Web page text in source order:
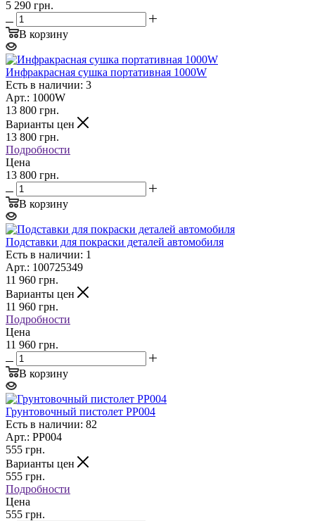
5 290 грн.
В корзину
Инфракрасная сушка портативная 1000W
Есть в наличии: 3
Арт.: 1000W
13 800 грн.
Варианты цен
13 800 грн.
Подробности
Цена
13 800 грн.
В корзину
Подставки для покраски деталей автомобиля
Есть в наличии: 1
Арт.: 100725349
11 960 грн.
Варианты цен
11 960 грн.
Подробности
Цена
11 960 грн.
В корзину
Грунтовочный пистолет PP004
Есть в наличии: 82
Арт.: PP004
555 грн.
Варианты цен
555 грн.
Подробности
Цена
555 грн.